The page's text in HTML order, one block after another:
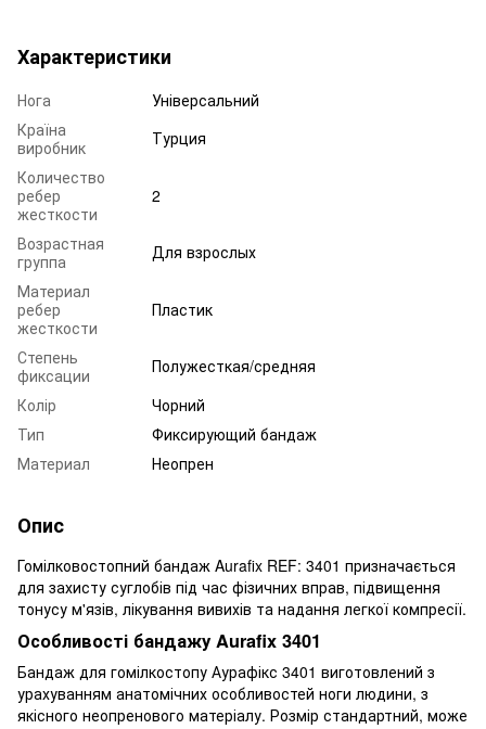
Характеристики
Нога
Універсальний
Країна
виробник
Турция
Количество
ребер
жесткости
2
Возрастная
группа
Для взрослых
Материал
ребер
жесткости
Пластик
Степень
фиксации
Полужесткая/средняя
Колір
Чорний
Тип
Фиксирующий бандаж
Материал
Неопрен
Опис
Гомілковостопний бандаж Aurafix REF: 3401 призначається
для захисту суглобів під час фізичних вправ, підвищення
тонусу м'язів, лікування вивихів та надання легкої компресії.
Особливості бандажу Aurafix 3401
Бандаж для гомілкостопу Аурафікс 3401 виготовлений з
урахуванням анатомічних особливостей ноги людини, з
якісного неопренового матеріалу. Розмір стандартний, може